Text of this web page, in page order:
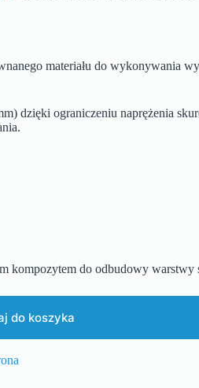
materiału do wykonywania
dzięki ograniczeniu naprężenia
kompozytem do odbudowy warstwy
do koszyka